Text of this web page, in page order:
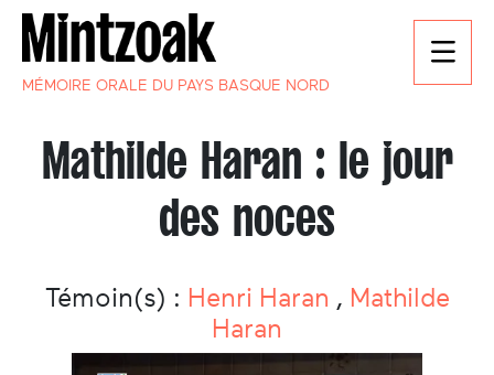
MÉMOIRE ORALE DU PAYS BASQUE NORD
Mathilde Haran : le jour
des noces
Témoin(s) : Henri Haran , Mathilde
Haran